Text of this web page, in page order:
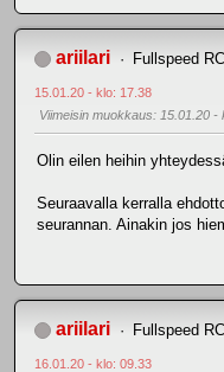
ariilari Fullspeed RC
15.01.20 - klo: 17.38
Viimeisin muokkaus: 15.01.20 -
Olin eilen heihin
Seuraavalla kerralla
seurannan. Ainakin jos
ariilari Fullspeed RC
16.01.20 - klo: 09.33